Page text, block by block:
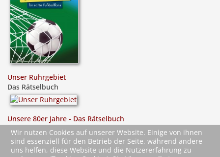
Unser Ruhrgebiet
Das Rätselbuch
Unsere 80er Jahre - Das Rätselbuch
Raten & Erinnern
Wir nutzen Cookies auf unserer Website. Einige von ihnen
sind essenziell für den Betrieb der Seite, während andere
uns helfen, diese Website und die Nutzererfahrung zu